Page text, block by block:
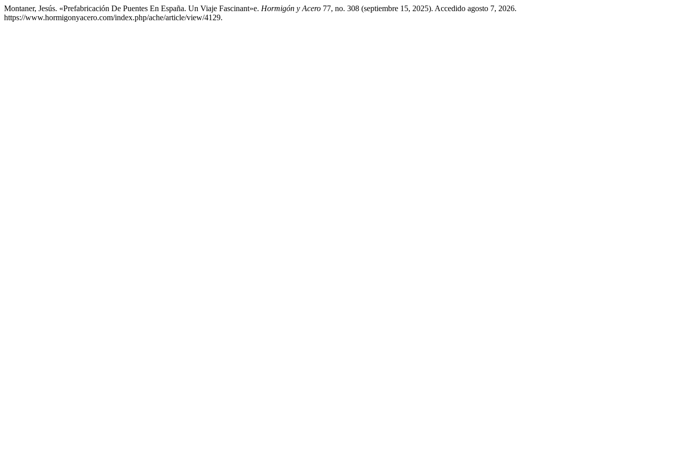
Montaner, Jesús. «Prefabricación De Puentes En España. Un Viaje Fascinant»e. Hormigón y Acero 77, no. 308 (septiembre 15, 2025). Accedido agosto 7, 2026.
https://www.hormigonyacero.com/index.php/ache/article/view/4129.